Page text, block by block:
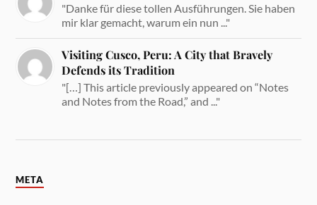
"Danke für diese tollen Ausführungen. Sie haben
mir klar gemacht, warum ein nun ..."
Visiting Cusco, Peru: A City that Bravely
Defends its Tradition
"[…] This article previously appeared on “Notes
and Notes from the Road,” and ..."
META